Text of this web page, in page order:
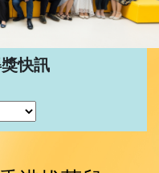
快訊